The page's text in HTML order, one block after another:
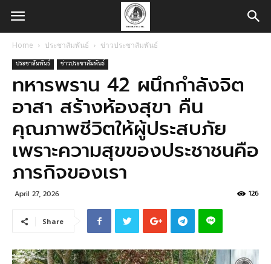
Home ประชาสัมพันธ์ ข่าวประชาสัมพันธ์
ประชาสัมพันธ์ ข่าวประชาสัมพันธ์
ทหารพราน 42 ผนึกกำลังจิต
อาสา สร้างห้องสุขา คืน
คุณภาพชีวิตให้ผู้ประสบภัย
เพราะความสุขของประชาชนคือ
ภารกิจของเรา
April 27, 2026 126
Share